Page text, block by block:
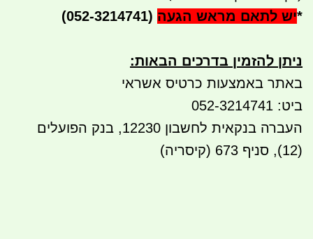
*יש לתאם מראש הגעה (052-3214741)
ניתן להזמין בדרכים הבאות:
באתר באמצעות כרטיס אשראי
ביט: 052-3214741
העברה בנקאית לחשבון 12230, בנק הפועלים
(12), סניף 673 (קיסריה)